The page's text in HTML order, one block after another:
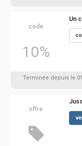
code
10%
Un
Terminée depuis le
offre